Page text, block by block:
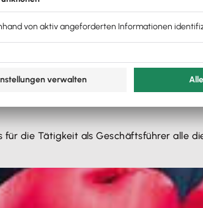
müssen vereinbart werden, da
ergibt sich aus der besonderen
die Tätigkeit als Geschäftsführer alle